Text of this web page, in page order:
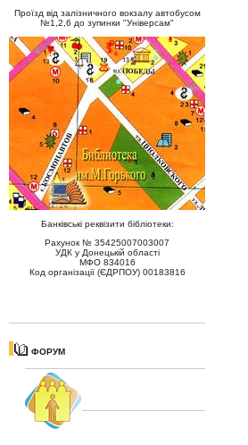
Проїзд від залізничного вокзалу автобусом
№1,2,6 до зупинки "Універсам"
Банківські реквізити бібліотеки:
Рахунок № 35425007003007
УДК у Донецькій області
МФО 834016
Код організації (ЄДРПОУ) 00183816
ФОРУМ